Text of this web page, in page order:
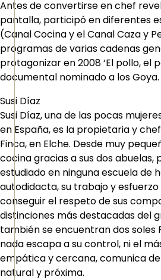
Antes de convertirse en chef
pantalla, participó en diferentes
(Canal Cocina y el Canal Caza y
programas de varias cadenas
protagonizar en 2008 ‘El pollo, el
documental nominado a los Goya.
Susi Díaz
Susi Díaz, una de las pocas
en España, es la propietaria y
Finca, en Elche. Desde muy
cocina gracias a sus dos abuelas,
estudiado en ninguna escuela de
autodidacta, su trabajo y
conseguir el respeto de sus
distinciones más destacadas del
también se encuentran dos soles
nada escapa a su control, ni el
empática y cercana, comunica
natural y próxima.